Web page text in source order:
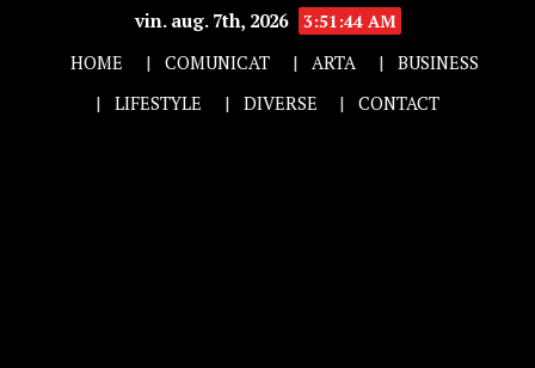
vin. aug. 7th, 2026
3:51:45 AM
HOME
COMUNICAT ARTA
BUSINESS
LIFESTYLE
DIVERSE CONTACT